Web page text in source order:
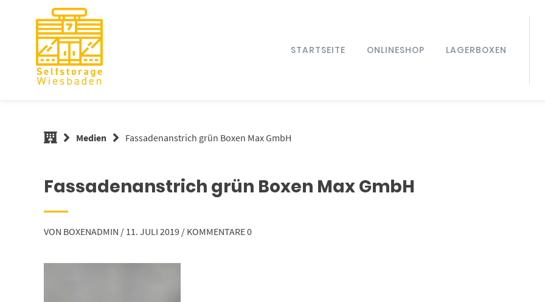
STARTSEITE
ONLINESHOP LAGERBOXEN
Medien Fassadenanstrich grün Boxen Max GmbH
Fassadenanstrich grün Boxen Max GmbH
VON BOXENADMIN / 11. JULI 2019 / KOMMENTARE 0